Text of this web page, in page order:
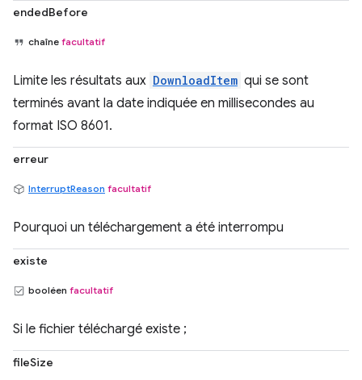
endedBefore
chaîne facultatif
Limite les résultats aux DownloadItem qui se sont
terminés avant la date indiquée en millisecondes au
format ISO 8601.
erreur
InterruptReason facultatif
Pourquoi un téléchargement a été interrompu
existe
booléen facultatif
Si le fichier téléchargé existe ;
fileSize